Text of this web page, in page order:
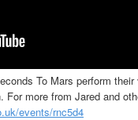
To Mars perform
For more from Jared and
events/rnc5d4